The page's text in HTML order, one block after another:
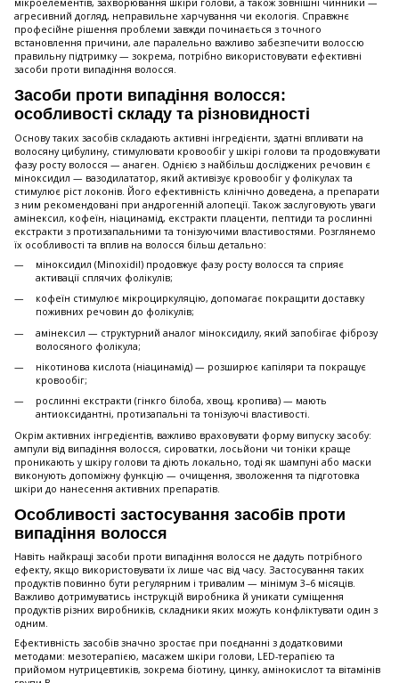
мікроелементів, захворювання шкіри голови, а також зовнішні чинники —
агресивний догляд, неправильне харчування чи екологія. Справжнє
професійне рішення проблеми завжди починається з точного
встановлення причини, але паралельно важливо забезпечити волоссю
правильну підтримку — зокрема, потрібно використовувати ефективні
засоби проти випадіння волосся.
Засоби проти випадіння волосся:
особливості складу та різновидності
Основу таких засобів складають активні інгредієнти, здатні впливати на
волосяну цибулину, стимулювати кровообіг у шкірі голови та продовжувати
фазу росту волосся — анаген. Однією з найбільш досліджених речовин є
міноксидил — вазодилататор, який активізує кровообіг у фолікулах та
стимулює ріст локонів. Його ефективність клінічно доведена, а препарати
з ним рекомендовані при андрогенній алопеції. Також заслуговують уваги
амінексил, кофеїн, ніацинамід, екстракти плаценти, пептиди та рослинні
екстракти з протизапальними та тонізуючими властивостями. Розглянемо
їх особливості та вплив на волосся більш детально:
міноксидил (Minoxidil) продовжує фазу росту волосся та сприяє
активації сплячих фолікулів;
кофеїн стимулює мікроциркуляцію, допомагає покращити доставку
поживних речовин до фолікулів;
амінексил — структурний аналог міноксидилу, який запобігає фіброзу
волосяного фолікула;
нікотинова кислота (ніацинамід) — розширює капіляри та покращує
кровообіг;
рослинні екстракти (гінкго білоба, хвощ, кропива) — мають
антиоксидантні, протизапальні та тонізуючі властивості.
Окрім активних інгредієнтів, важливо враховувати форму випуску засобу:
ампули від випадіння волосся, сироватки, лосьйони чи тоніки краще
проникають у шкіру голови та діють локально, тоді як шампуні або маски
виконують допоміжну функцію — очищення, зволоження та підготовка
шкіри до нанесення активних препаратів.
Особливості застосування засобів проти
випадіння волосся
Навіть найкращі засоби проти випадіння волосся не дадуть потрібного
ефекту, якщо використовувати їх лише час від часу. Застосування таких
продуктів повинно бути регулярним і тривалим — мінімум 3–6 місяців.
Важливо дотримуватись інструкцій виробника й уникати суміщення
продуктів різних виробників, складники яких можуть конфліктувати один з
одним.
Ефективність засобів значно зростає при поєднанні з додатковими
методами: мезотерапією, масажем шкіри голови, LED-терапією та
прийомом нутрицевтиків, зокрема біотину, цинку, амінокислот та вітамінів